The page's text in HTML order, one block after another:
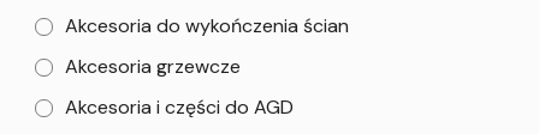
Akcesoria do wykończenia ścian
Akcesoria grzewcze
Akcesoria i części do AGD